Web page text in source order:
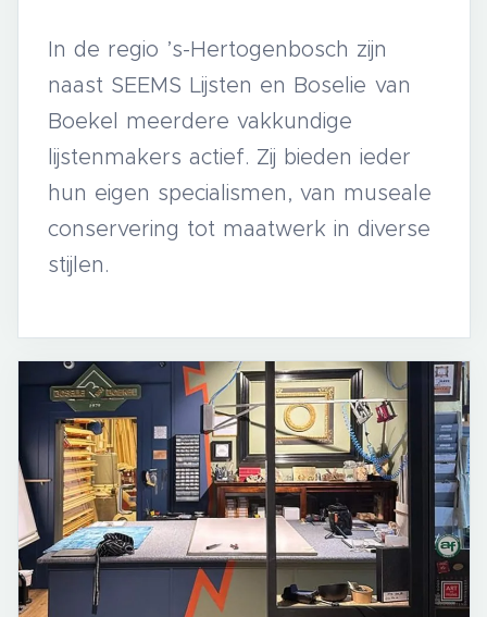
In de regio ’s-Hertogenbosch zijn
naast SEEMS Lijsten en Boselie van
Boekel meerdere vakkundige
lijstenmakers actief. Zij bieden ieder
hun eigen specialismen, van museale
conservering tot maatwerk in diverse
stijlen.